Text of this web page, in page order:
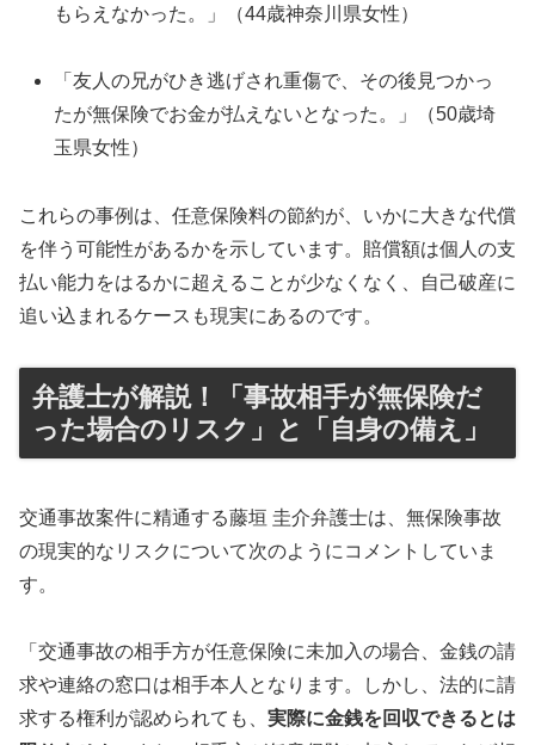
もらえなかった。」（44歳神奈川県女性）
「友人の兄がひき逃げされ重傷で、その後見つかっ
たが無保険でお金が払えないとなった。」（50歳埼
玉県女性）
これらの事例は、任意保険料の節約が、いかに大きな代償
を伴う可能性があるかを示しています。賠償額は個人の支
払い能力をはるかに超えることが少なくなく、自己破産に
追い込まれるケースも現実にあるのです。
弁護士が解説！「事故相手が無保険だ
った場合のリスク」と「自身の備え」
交通事故案件に精通する藤垣 圭介弁護士は、無保険事故
の現実的なリスクについて次のようにコメントしていま
す。
「交通事故の相手方が任意保険に未加入の場合、金銭の請
求や連絡の窓口は相手本人となります。しかし、法的に請
求する権利が認められても、 実際に金銭を回収できるとは